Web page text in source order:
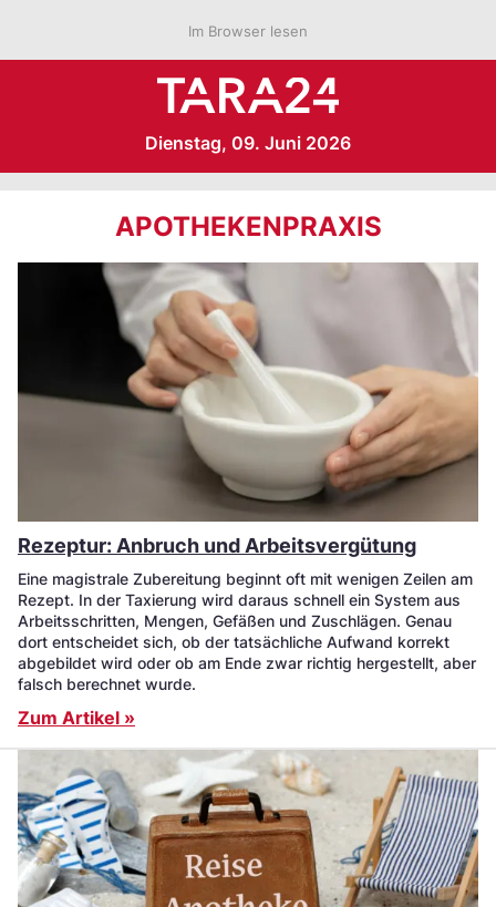
Im Browser lesen
Dienstag, 09. Juni 2026
APOTHEKENPRAXIS
Rezeptur: Anbruch und Arbeitsvergütung
Eine magistrale Zubereitung beginnt oft mit wenigen Zeilen am
Rezept. In der Taxierung wird daraus schnell ein System aus
Arbeitsschritten, Mengen, Gefäßen und Zuschlägen. Genau
dort entscheidet sich, ob der tatsächliche Aufwand korrekt
abgebildet wird oder ob am Ende zwar richtig hergestellt, aber
falsch berechnet wurde.
Zum Artikel »